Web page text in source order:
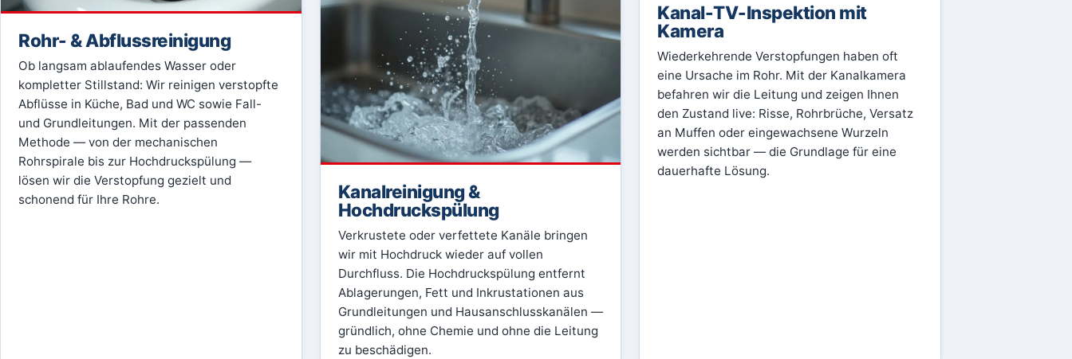
Rohr- & Abflussreinigung
Ob langsam ablaufendes Wasser oder
kompletter Stillstand: Wir reinigen verstopfte
Abflüsse in Küche, Bad und WC sowie Fall-
und Grundleitungen. Mit der passenden
Methode — von der mechanischen
Rohrspirale bis zur Hochdruckspülung —
lösen wir die Verstopfung gezielt und
schonend für Ihre Rohre.
Kanalreinigung &
Hochdruckspülung
Verkrustete oder verfettete Kanäle bringen
wir mit Hochdruck wieder auf vollen
Durchfluss. Die Hochdruckspülung entfernt
Ablagerungen, Fett und Inkrustationen aus
Grundleitungen und Hausanschlusskanälen —
gründlich, ohne Chemie und ohne die Leitung
zu beschädigen.
Kanal-TV-Inspektion mit
Kamera
Wiederkehrende Verstopfungen haben oft
eine Ursache im Rohr. Mit der Kanalkamera
befahren wir die Leitung und zeigen Ihnen
den Zustand live: Risse, Rohrbrüche, Versatz
an Muffen oder eingewachsene Wurzeln
werden sichtbar — die Grundlage für eine
dauerhafte Lösung.